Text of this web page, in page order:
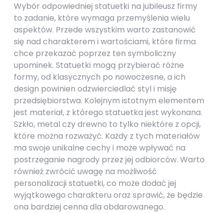
Wybór odpowiedniej statuetki na jubileusz firmy
to zadanie, które wymaga przemyślenia wielu
aspektów. Przede wszystkim warto zastanowić
się nad charakterem i wartościami, które firma
chce przekazać poprzez ten symboliczny
upominek. Statuetki mogą przybierać różne
formy, od klasycznych po nowoczesne, a ich
design powinien odzwierciedlać styl i misję
przedsiębiorstwa. Kolejnym istotnym elementem
jest materiał, z którego statuetka jest wykonana.
Szkło, metal czy drewno to tylko niektóre z opcji,
które można rozważyć. Każdy z tych materiałów
ma swoje unikalne cechy i może wpływać na
postrzeganie nagrody przez jej odbiorców. Warto
również zwrócić uwagę na możliwość
personalizacji statuetki, co może dodać jej
wyjątkowego charakteru oraz sprawić, że będzie
ona bardziej cenna dla obdarowanego.